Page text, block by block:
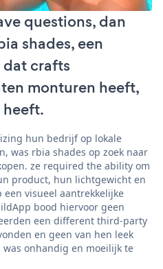
questions, dan
shades, een
crafts
monturen heeft,
hun bedrijf op lokale
was rbia shades op zoek naar
ze required the ability om
product, hun lichtgewicht en
visueel aantrekkelijke
bood hiervoor geen
een different third-party
en geen van hen leek
onhandig en moeilijk te